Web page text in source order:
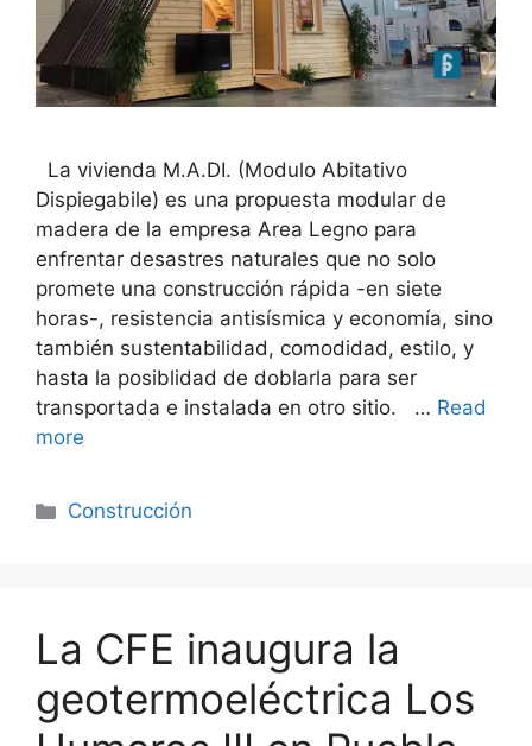
La vivienda M.A.DI. (Modulo Abitativo
Dispiegabile) es una propuesta modular de
madera de la empresa Area Legno para
enfrentar desastres naturales que no solo
promete una construcción rápida -en siete
horas-, resistencia antisísmica y economía, sino
también sustentabilidad, comodidad, estilo, y
hasta la posiblidad de doblarla para ser
transportada e instalada en otro sitio. … Read
more
Categorías
Construcción
La CFE inaugura la
geotermoeléctrica Los